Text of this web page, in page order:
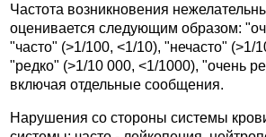
Частота возникновения
оценивается следующим образом:
"часто" (>1/100, <1/10), "нечасто" (>1/
"редко" (>1/10 000, <1/1000), "очень
включая отдельные сообщения.
Нарушения со стороны системы